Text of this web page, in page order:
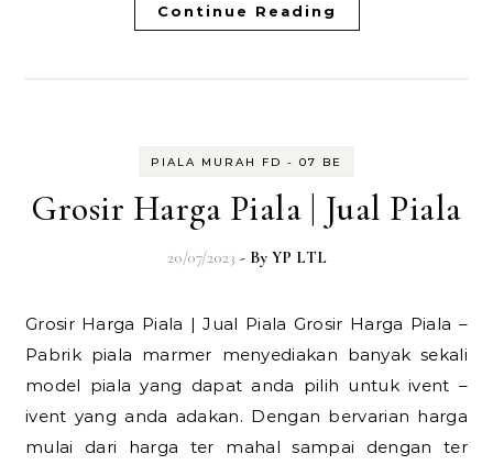
Continue Reading
PIALA MURAH FD - 07 BE
Grosir Harga Piala | Jual Piala
20/07/2023 - By YP LTL
Grosir Harga Piala | Jual Piala Grosir Harga Piala –
Pabrik piala marmer menyediakan banyak sekali
model piala yang dapat anda pilih untuk ivent –
ivent yang anda adakan. Dengan bervarian harga
mulai dari harga ter mahal sampai dengan ter